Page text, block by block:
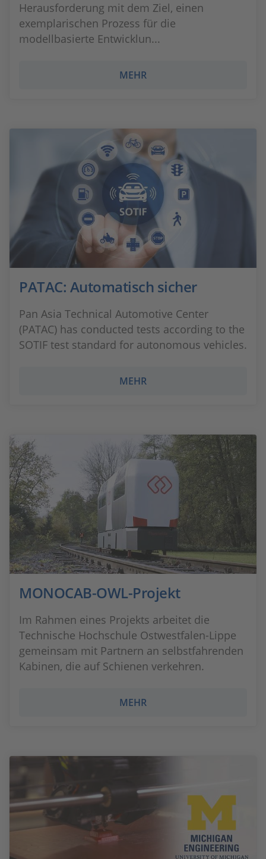
Herausforderung mit dem Ziel, einen
exemplarischen Prozess für die
modellbasierte Entwicklun...
MEHR
PATAC: Automatisch sicher
Pan Asia Technical Automotive Center
(PATAC) has conducted tests according to the
SOTIF test standard for autonomous vehicles.
MEHR
MONOCAB-OWL-Projekt
Im Rahmen eines Projekts arbeitet die
Technische Hochschule Ostwestfalen-Lippe
gemeinsam mit Partnern an selbstfahrenden
Kabinen, die auf Schienen verkehren.
MEHR